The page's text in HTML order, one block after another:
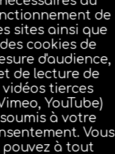
J'adhère
de
sites ainsi que
des cookies de
d'audience,
de lecture de
vidéos tierces
YouTube)
soumis à votre
Vous
pouvez à tout